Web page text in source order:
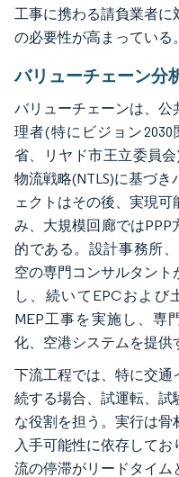
工事に携わる請負業者
の必要性が高まっている。
バリューチェーン分
バリューチェーンは、公
理者(特にビジョン
省、リヤド市王立委員
物流戦略(NTLS)に基づ
ェクトはその後、実現
み、大規模回廊では
的である。設計事務所
空の専門コンサルタン
し、続いてEPCおよび
MEP工事を実施し、専
化、空港システムを提供
下流工程では、特に交
続する場合、試運転、
な役割を担う。実行は
入手可能性に依存して
流の停滞がリードタイ